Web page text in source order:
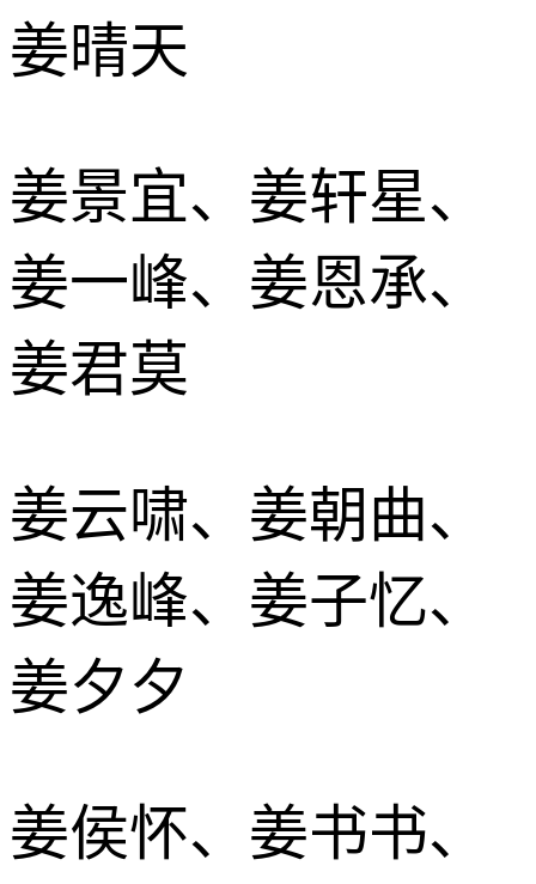
姜晴天
姜景宜、姜轩星、
姜一峰、姜恩承、
姜君莫
姜云啸、姜朝曲、
姜逸峰、姜子忆、
姜夕夕
姜侯怀、姜书书、